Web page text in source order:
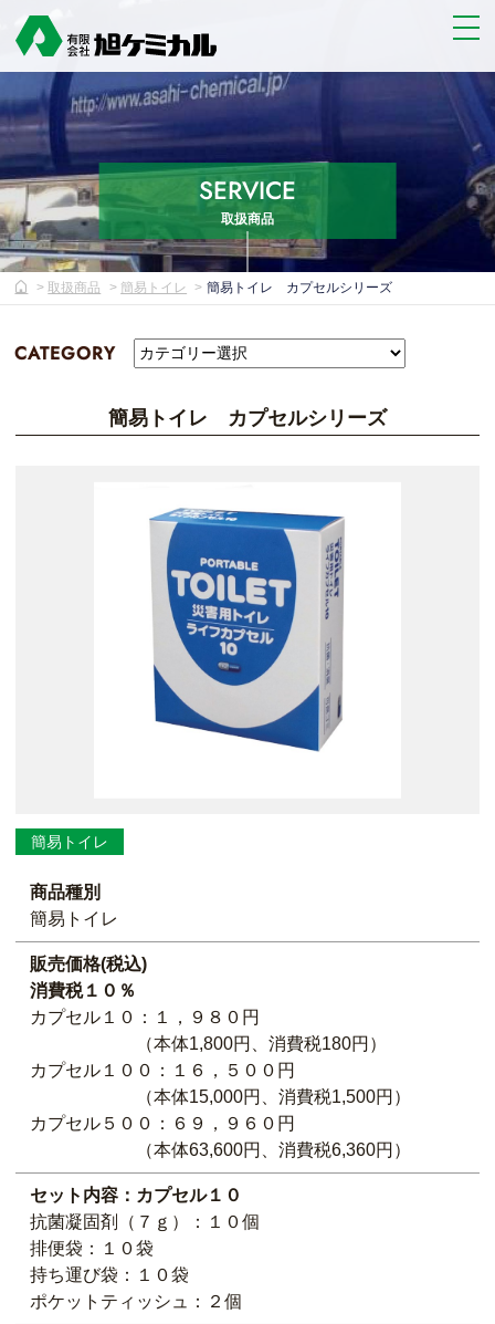
SERVICE
取扱商品
取扱商品 簡易トイレ 簡易トイレ カプセルシリーズ
CATEGORY
簡易トイレ カプセルシリーズ
簡易トイレ
商品種別
簡易トイレ
販売価格(税込)
消費税１０％
カプセル１０：１，９８０円
（本体1,800円、消費税180円）
カプセル１００：１６，５００円
（本体15,000円、消費税1,500円）
カプセル５００：６９，９６０円
（本体63,600円、消費税6,360円）
セット内容：カプセル１０
抗菌凝固剤（７ｇ）：１０個
排便袋：１０袋
持ち運び袋：１０袋
ポケットティッシュ：２個